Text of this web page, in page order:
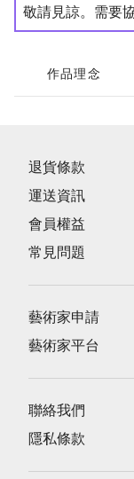
敬請見諒。需要
作品理念
退貨條款
運送資訊
會員權益
常見問題
藝術家申請
藝術家平台
聯絡我們
隱私條款